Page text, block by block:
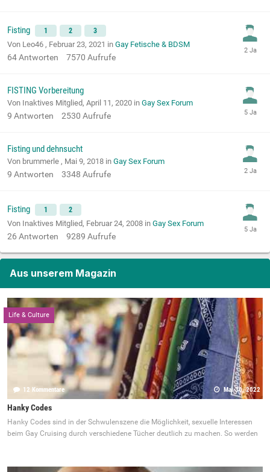
Fisting 1 2 3
Von Leo46 , Februar 23, 2021 in Gay Fetische & BDSM
64Antworten 7570 Aufrufe
FISTING Vorbereitung
Von Inaktives Mitglied, April 11, 2020 in Gay Sex Forum
9 Antworten 2530 Aufrufe
Fisting und dehnsucht
Von brummerle , Mai 9, 2018 in Gay Sex Forum
9 Antworten 3348 Aufrufe
Fisting 1 2
Von Inaktives Mitglied, Februar 24, 2008 in Gay Sex Forum
26 Antworten 9289 Aufrufe
Aus unserem Magazin
Life & Culture
12 Kommentare Mai 30, 2022
Hanky Codes
Hanky Codes sind in der Schwulenszene die Möglichkeit, sexuelle Interessen
beim Gay Cruising durch verschiedene Tücher deutlich zu machen. So werden